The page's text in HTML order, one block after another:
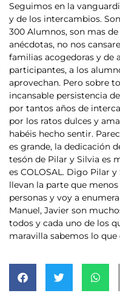
Seguimos en la
y de los intercambios.
300 Alumnos, son mas
anécdotas, no nos
familias acogedoras y de
participantes, a los
aprovechan. Pero sobre
incansable persistencia
por tantos años de
por los ratos dulces y
habéis hecho sentir.
es grande, la dedicación
tesón de Pilar y Silvia es
es COLOSAL. Digo Pilar
llevan la parte que
personas y voy a
Manuel, Javier son
todos y cada uno de los
maravilla sabemos lo que